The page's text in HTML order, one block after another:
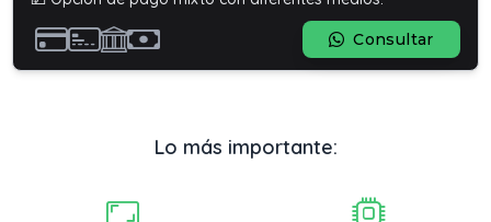
Consultar
Lo más importante: